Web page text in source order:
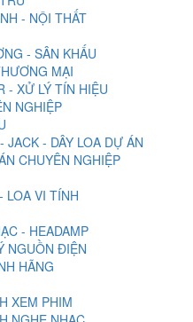
- NỘI THẤT
- SÂN KHẤU
MẠI
- XỬ LÝ TÍN HIỆU
NGHIỆP
JACK - DÂY LOA DỰ ÁN
CHUYÊN NGHIỆP
LOA VI TÍNH
- HEADAMP
NGUỒN ĐIỆN
HÃNG
XEM PHIM